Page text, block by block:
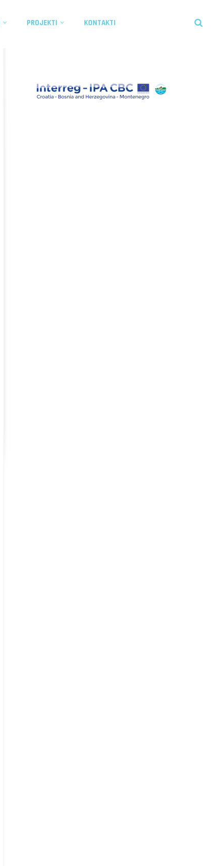
PROJEKTI KONTAKTI